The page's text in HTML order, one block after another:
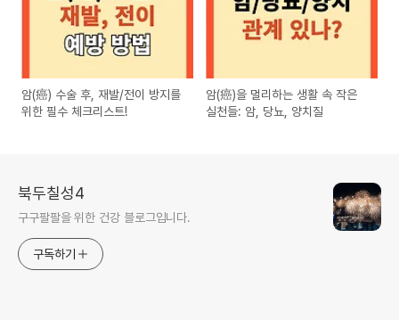
암(癌) 수술 후, 재발/전이 방지를
위한 필수 체크리스트!
암(癌)을 멀리하는 생활 속 작은
실천들: 암, 당뇨, 양치질
북두칠성4
구구팔팔을 위한 건강 블로그입니다.
구독하기